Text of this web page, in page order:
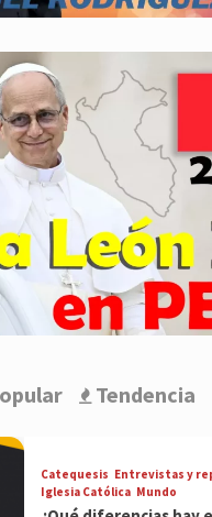
Tendencia
Catequesis Entrevistas y
Iglesia Católica Mundo